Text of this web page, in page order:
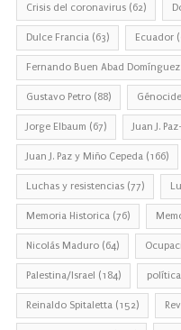
Crisis del coronavirus (62)
Dulce Francia (63) Ecuador
Fernando Buen Abad Domínguez
Gustavo Petro (88)
Jorge Elbaum (67) Juan J.
Juan J. Paz y Miño Cepeda (166)
Luchas y resistencias (77)
Memoria Historica (76)
Nicolás Maduro (64)
Palestina/Israel (184) política
Reinaldo Spitaletta (152)